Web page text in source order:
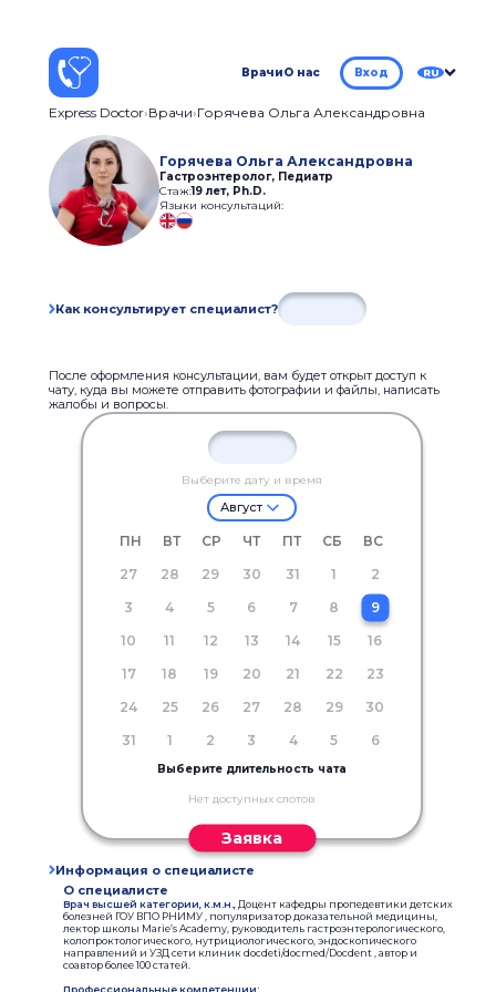
ВрачиО нас Вход RU
Express Doctor Врачи Горячева Ольга Александровна
Горячева Ольга Александровна
Гастроэнтеролог, Педиатр
Стаж:19 лет, Ph.D.
Языки консультаций:
Как консультирует специалист?
После оформления консультации, вам будет открыт доступ к
чату, куда вы можете отправить фотографии и файлы, написать
жалобы и вопросы.
Выберите дату и время
Август
ПН ВТ СР ЧТ ПТ СБ
ВС
27
28 29 30 31 1
2
3
4 5 6 7 8
9
10
11 12 13 14 15
16
17
18 19 20 21 22
23
24
25 26 27 28 29
30
31
1 2 3 4 5 6
Выберите длительность чата
Нет доступных слотов
Заявка
Информация о специалисте
О специалисте
Врач высшей категории, к.м.н.,
Доцент кафедры пропедевтики детских
болезней ГОУ ВПО РНИМУ , популяризатор доказательной медицины,
лектор школы Marie’s Academy, руководитель гастроэнтерологического,
колопроктологического, нутрициологического, эндоскопического
направлений и УЗД сети клиник docdeti/docmed/Docdent , автор и
соавтор более 100 статей.
Профессиональные компетенции: